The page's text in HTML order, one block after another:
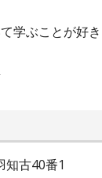
学ぶことが好き
知古40番1